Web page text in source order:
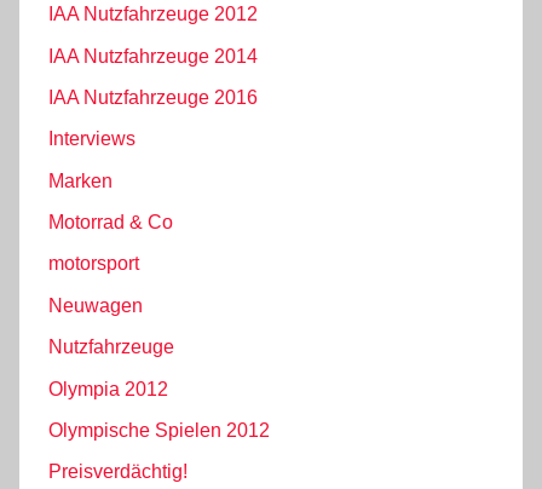
IAA Nutzfahrzeuge 2012
IAA Nutzfahrzeuge 2014
IAA Nutzfahrzeuge 2016
Interviews
Marken
Motorrad & Co
motorsport
Neuwagen
Nutzfahrzeuge
Olympia 2012
Olympische Spielen 2012
Preisverdächtig!